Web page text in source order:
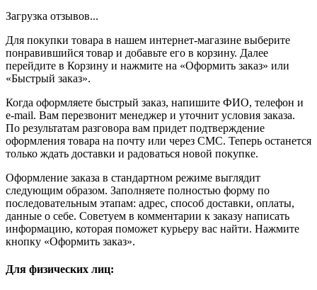
Загрузка отзывов...
Для покупки товара в нашем интернет-магазине выберите
понравившийся товар и добавьте его в корзину. Далее
перейдите в Корзину и нажмите на «Оформить заказ» или
«Быстрый заказ».
Когда оформляете быстрый заказ, напишите ФИО, телефон и
e-mail. Вам перезвонит менеджер и уточнит условия заказа.
По результатам разговора вам придет подтверждение
оформления товара на почту или через СМС. Теперь останется
только ждать доставки и радоваться новой покупке.
Оформление заказа в стандартном режиме выглядит
следующим образом. Заполняете полностью форму по
последовательным этапам: адрес, способ доставки, оплаты,
данные о себе. Советуем в комментарии к заказу написать
информацию, которая поможет курьеру вас найти. Нажмите
кнопку «Оформить заказ».
Для физических лиц: